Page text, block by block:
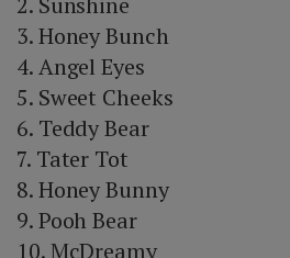
3. Honey Bunch
4. Angel Eyes
5. Sweet Cheeks
6. Teddy Bear
7. Tater Tot
8. Honey Bunny
9. Pooh Bear
10. McDreamy